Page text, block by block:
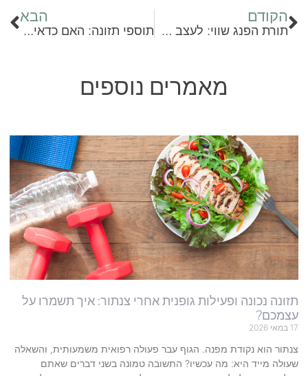
הקודם
תורת הפנג שווי: לעצב חדר שינה בריא והרמוני
הבא
תוספי תזונה: האם כדאי או לא?
מאמרים נוספים
תזונה נכונה ופעילות גופנית אחרי צנתור: איך תשמרו על
עצמכם?
17 במאי 2026
צנתור הוא נקודת מפנה. הגוף עבר פעולה רפואית משמעותית, והשאלה
שעולה מייד היא: מה עכשיו? התשובה טמונה בשני דברים שאתם